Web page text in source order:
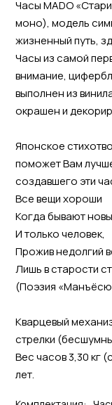
Часы MADO
моно), модель
жизненный путь,
Часы из самой
внимание,
выполнен из
окрашен и
Японское
поможет Вам
создавшего эти
Все вещи хороши
Когда бывают новы
И только человек,
Прожив недолгий
Лишь в старости
(Поэзия
Кварцевый
стрелки
Вес часов 3,30 кг
лет.